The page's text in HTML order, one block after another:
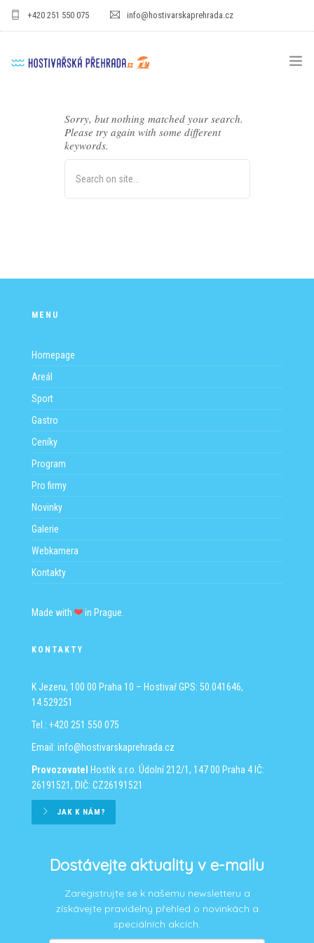
+420 251 550 075 info@hostivarskaprehrada.cz
NOVINKY
WEBKAMERA
KONTAKTY
Sorry, but nothing matched your search.
Please try again with some different
keywords.
MENU
Homepage
Areál
Sport
Gastro
Ceníky
Program
Pro firmy
Novinky
Galerie
Webkamera
Kontakty
Made with in Prague.
KONTAKTY
K Jezeru, 100 00 Praha 10 – HostivařGPS: 50.041646,
14.529251
Tel.: +420 251 550 075
Email: info@hostivarskaprehrada.cz
Provozovatel
Hostik s.r.o. Údolní 212/1, 147 00 Praha 4 IČ:
26191521, DIČ: CZ26191521
JAK K NÁM?
Dostávejte aktuality v e-mailu
Zaregistrujte se k našemu newsletteru a
získávejte pravidelný přehled o novinkách a
speciálních akcích.